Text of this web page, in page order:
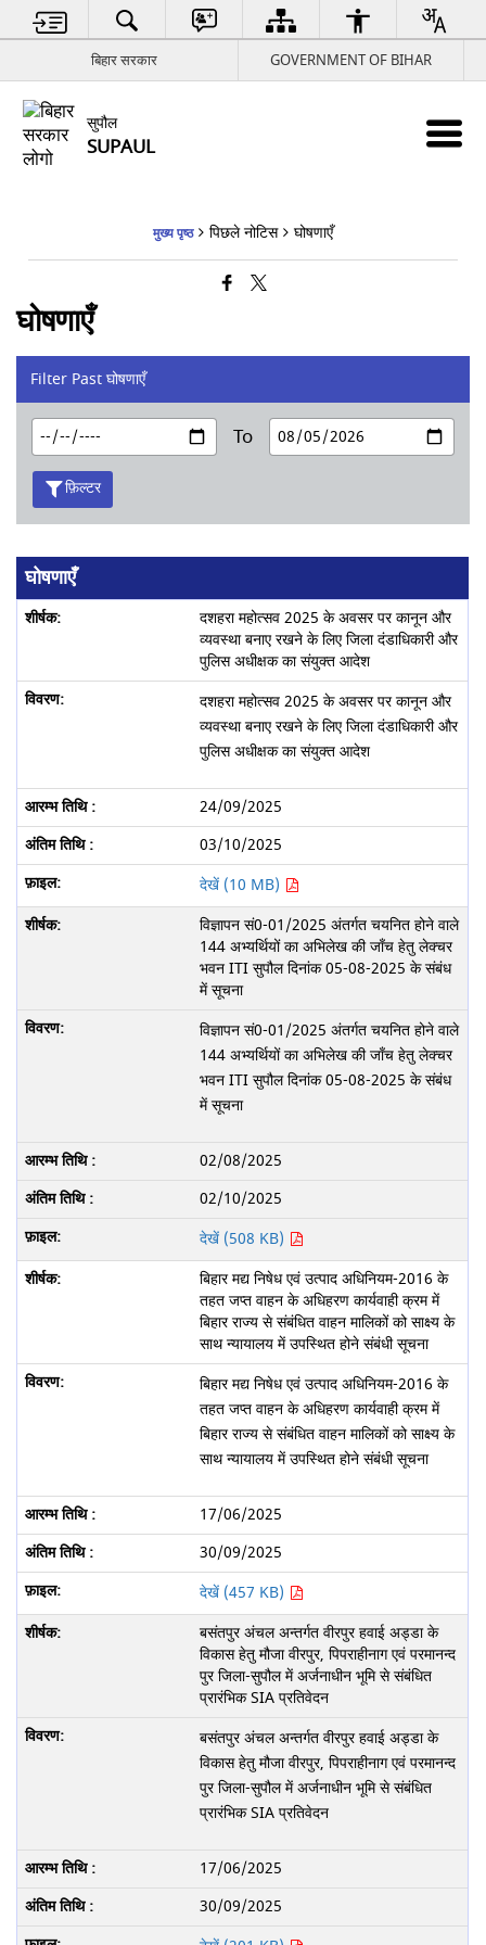
बिहार सरकार GOVERNMENT OF BIHAR
सुपौल
SUPAUL
मुख्य पृष्ठ पिछले नोटिस घोषणाएँ
घोषणाएँ
Filter Past घोषणाएँ
To
फ़िल्टर
घोषणाएँ
दशहरा महोत्सव 2025 के अवसर पर कानून और
व्यवस्था बनाए रखने के लिए जिला दंडाधिकारी और
पुलिस अधीक्षक का संयुक्त आदेश
दशहरा महोत्सव 2025 के अवसर पर कानून और
व्यवस्था बनाए रखने के लिए जिला दंडाधिकारी और
पुलिस अधीक्षक का संयुक्त आदेश
24/09/2025
03/10/2025
देखें (10 MB)
विज्ञापन सं0-01/2025 अंतर्गत चयनित होने वाले
144 अभ्यर्थियों का अभिलेख की जाँच हेतु लेक्चर
भवन ITI सुपौल दिनांक 05-08-2025 के संबंध
में सूचना
विज्ञापन सं0-01/2025 अंतर्गत चयनित होने वाले
144 अभ्यर्थियों का अभिलेख की जाँच हेतु लेक्चर
भवन ITI सुपौल दिनांक 05-08-2025 के संबंध
में सूचना
02/08/2025
02/10/2025
देखें (508 KB)
बिहार मद्य निषेध एवं उत्पाद अधिनियम-2016 के
तहत जप्त वाहन के अधिहरण कार्यवाही क्रम में
बिहार राज्य से संबंधित वाहन मालिकों को साक्ष्य के
साथ न्यायालय में उपस्थित होने संबंधी सूचना
बिहार मद्य निषेध एवं उत्पाद अधिनियम-2016 के
तहत जप्त वाहन के अधिहरण कार्यवाही क्रम में
बिहार राज्य से संबंधित वाहन मालिकों को साक्ष्य के
साथ न्यायालय में उपस्थित होने संबंधी सूचना
17/06/2025
30/09/2025
देखें (457 KB)
बसंतपुर अंचल अन्तर्गत वीरपुर हवाई अड्डा के
विकास हेतु मौजा वीरपुर, पिपराहीनाग एवं परमानन्द
पुर जिला-सुपौल में अर्जनाधीन भूमि से संबंधित
प्रारंभिक SIA प्रतिवेदन
बसंतपुर अंचल अन्तर्गत वीरपुर हवाई अड्डा के
विकास हेतु मौजा वीरपुर, पिपराहीनाग एवं परमानन्द
पुर जिला-सुपौल में अर्जनाधीन भूमि से संबंधित
प्रारंभिक SIA प्रतिवेदन
17/06/2025
30/09/2025